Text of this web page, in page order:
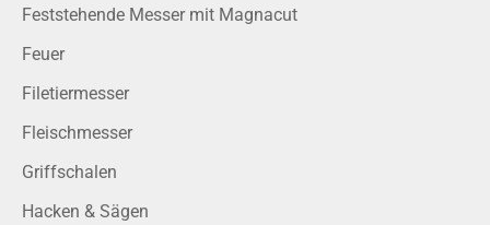
Feststehende Messer mit Magnacut
Feuer
Filetiermesser
Fleischmesser
Griffschalen
Hacken & Sägen